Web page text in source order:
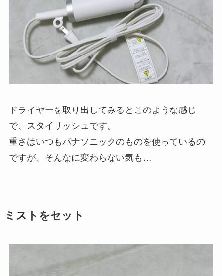
ドライヤーを取り出してみるとこのような感じ
で、スタイリッシュです。
重さはいつもパナソニックのものを使っているの
ですが、そんなに変わらない気も…
ミストをセット